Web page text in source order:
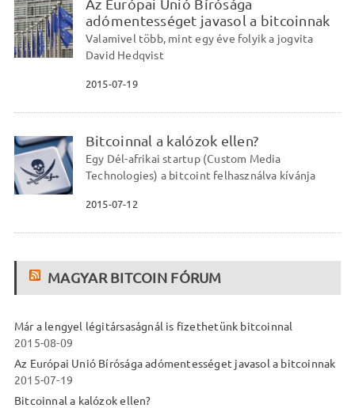
Az Európai Unió Bírósága
adómentességet javasol a bitcoinnak
Valamivel több, mint egy éve folyik a jogvita
David Hedqvist
2015-07-19
Bitcoinnal a kalózok ellen?
Egy Dél-afrikai startup (Custom Media
Technologies) a bitcoint felhasználva kívánja
2015-07-12
MAGYAR BITCOIN FÓRUM
Már a lengyel légitársaságnál is fizethetünk bitcoinnal
2015-08-09
Az Európai Unió Bírósága adómentességet javasol a bitcoinnak
2015-07-19
Bitcoinnal a kalózok ellen?